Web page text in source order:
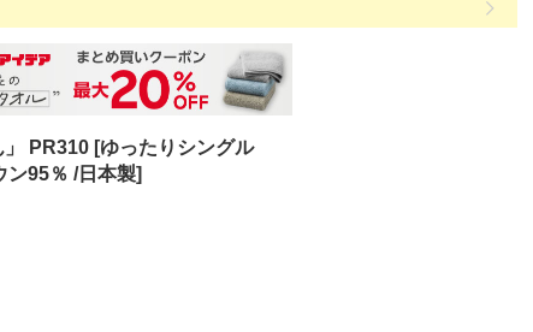
PR310 [ゆったりシングル
ン95％ /日本製]